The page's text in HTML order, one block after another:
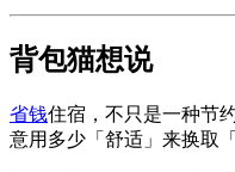
背包猫想说
省钱住宿，不只是一种节
意用多少「舒适」来换取